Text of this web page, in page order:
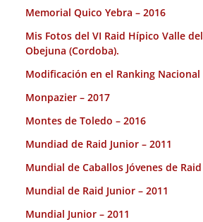
Memorial Quico Yebra – 2016
Mis Fotos del VI Raid Hípico Valle
Obejuna (Cordoba).
Modificación en el Ranking Nacional
Monpazier – 2017
Montes de Toledo – 2016
Mundiad de Raid Junior – 2011
Mundial de Caballos Jóvenes de Raid
Mundial de Raid Junior – 2011
Mundial Junior – 2011